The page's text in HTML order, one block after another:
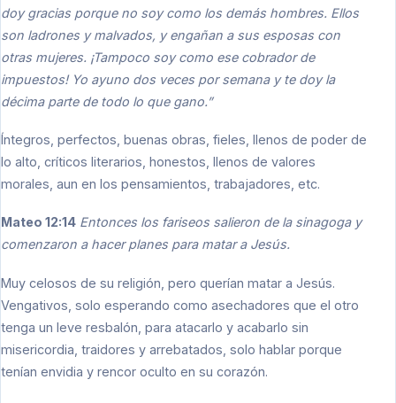
doy gracias porque no soy como los demás hombres. Ellos
son ladrones y malvados, y engañan a sus esposas con
otras mujeres. ¡Tampoco soy como ese cobrador de
impuestos! Yo ayuno dos veces por semana y te doy la
décima parte de todo lo que gano.”
Íntegros, perfectos, buenas obras, fieles, llenos de poder de
lo alto, críticos literarios, honestos, llenos de valores
morales, aun en los pensamientos, trabajadores, etc.
Mateo 12:14 Entonces los fariseos salieron de la sinagoga y
comenzaron a hacer planes para matar a Jesús.
Muy celosos de su religión, pero querían matar a Jesús.
Vengativos, solo esperando como asechadores que el otro
tenga un leve resbalón, para atacarlo y acabarlo sin
misericordia, traidores y arrebatados, solo hablar porque
tenían envidia y rencor oculto en su corazón.